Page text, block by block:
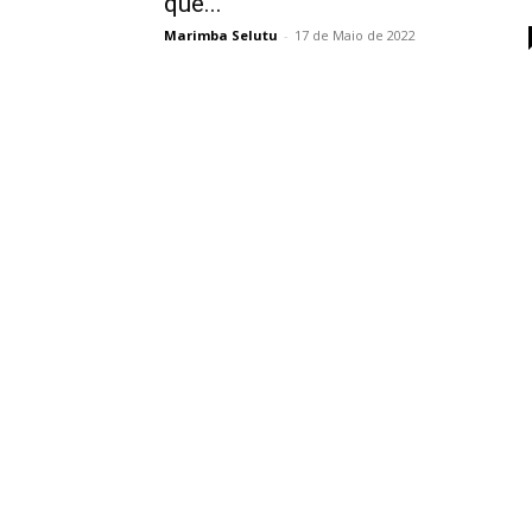
Marimba Selutu - 17 de Maio de 2022